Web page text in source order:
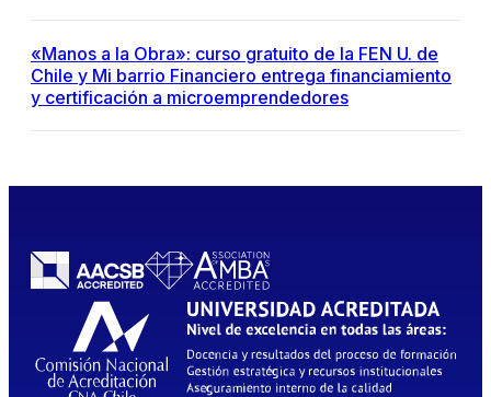
«Manos a la Obra»: curso gratuito de la FEN U. de
Chile y Mi barrio Financiero entrega financiamiento
y certificación a microemprendedores